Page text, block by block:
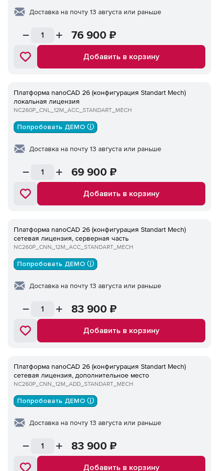
Доставка на почту 13 августа или раньше
76 900 ₽
Добавить в корзину
Платформа nanoCAD 26 (конфигурация Standart Mech)
локальная лицензия
NC260P_CNL_12M_ACC_STANDART_MECH
Попробовать ДЕМО ⓘ
Доставка на почту 13 августа или раньше
69 900 ₽
Добавить в корзину
Платформа nanoCAD 26 (конфигурация Standart Mech)
сетевая лицензия, серверная часть
NC260P_CNN_12M_ACC_STANDART_MECH
Попробовать ДЕМО ⓘ
Доставка на почту 13 августа или раньше
83 900 ₽
Добавить в корзину
Платформа nanoCAD 26 (конфигурация Standart Mech)
сетевая лицензия, дополнительное место
NC260P_CNN_12M_ADD_STANDART_MECH
Попробовать ДЕМО ⓘ
Доставка на почту 13 августа или раньше
83 900 ₽
Добавить в корзину